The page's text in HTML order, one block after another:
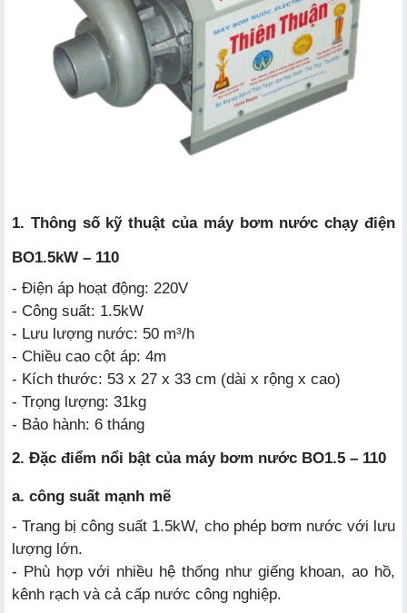
1. Thông số kỹ thuật của máy bơm nước chạy điện
BO1.5kW – 110
- Điện áp hoạt động: 220V
- Công suất: 1.5kW
- Lưu lượng nước: 50 m³/h
- Chiều cao cột áp: 4m
- Kích thước: 53 x 27 x 33 cm (dài x rộng x cao)
- Trọng lượng: 31kg
- Bảo hành: 6 tháng
2. Đặc điểm nổi bật của máy bơm nước BO1.5 – 110
a. công suất mạnh mẽ
- Trang bị công suất 1.5kW, cho phép bơm nước với lưu
lượng lớn.
- Phù hợp với nhiều hệ thống như giếng khoan, ao hồ,
kênh rạch và cả cấp nước công nghiệp.